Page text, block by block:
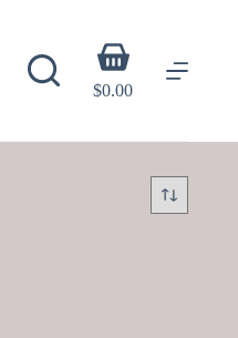
Shopping
cart
$0.00